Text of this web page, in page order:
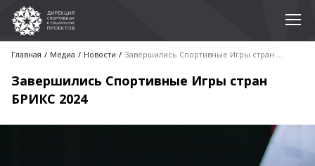
Главная Медиа Новости Завершились Спортивные Игры стран БРИКС 2024
Завершились Спортивные Игры стран
БРИКС 2024